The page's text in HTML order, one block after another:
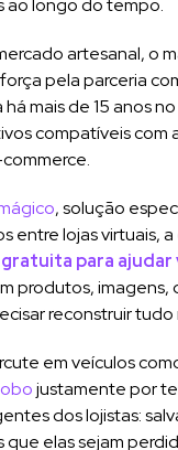
ao longo do tempo.
artesanal, o
pela parceria
mais de 15 anos
compatíveis com
, solução
entre lojas virtuais,
para
produtos, imagens,
reconstruir
em veículos
justamente por
dos lojistas:
elas sejam